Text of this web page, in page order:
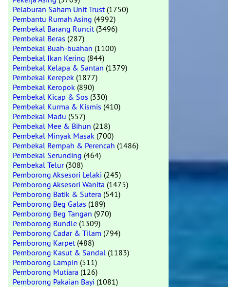
Pelaburan Saham Unit Trust(1750)
Pembantu Rumah Asing (4992)
Pembekal Barang Runcit(3496)
Pembekal Beras (287)
Pembekal Buah-buahan (1100)
Pembekal Ikan Kering (844)
Pembekal Kelapa & Santan (1379)
Pembekal Kerepek (1877)
Pembekal Keropok (890)
Pembekal Kicap & Sos (330)
Pembekal Kurma & Kismis (410)
Pembekal Madu (557)
Pembekal Mee & Bihun (218)
Pembekal Minyak Masak (700)
Pembekal Rempah & Perencah (1486)
Pembekal Serunding (464)
Pembekal Telur(308)
Pemborong Aksesori Lelaki (245)
Pemborong Aksesori Wanita (1475)
Pemborong Batik & Sutera (541)
Pemborong Beg Galas (189)
Pemborong Beg Tangan (970)
Pemborong Bundle (1309)
Pemborong Cadar & Tilam (794)
Pemborong Karpet(488)
Pemborong Kasut & Sandal (1183)
Pemborong Lampin (511)
Pemborong Mutiara (126)
Pemborong Pakaian Bayi (1081)